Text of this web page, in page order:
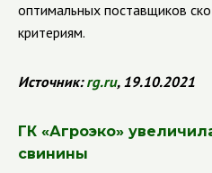
оптимальных поставщиков
критериям.
Источник:rg.ru, 19.10.2021
ГК «Агроэко»
свинины